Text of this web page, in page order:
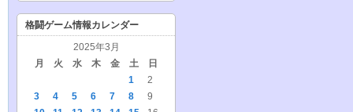
格闘ゲーム情報カレンダー
2025年3月
月
火 水 木 金 土 日
1
2
3
4 5 6 7 8
9